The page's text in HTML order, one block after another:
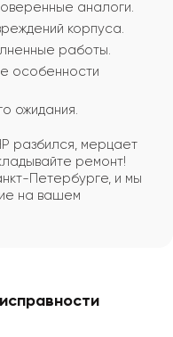
аналоги.
корпуса.
работы.
особенности
ожидания.
разбился, мерцает
ремонт!
Петербурге, и мы
на вашем